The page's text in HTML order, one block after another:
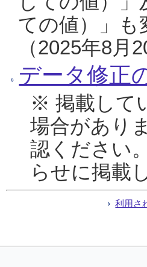
ての値）」
（2025年8月
データ修正
※ 掲載して
場合があり
認ください
らせに掲載
利用さ